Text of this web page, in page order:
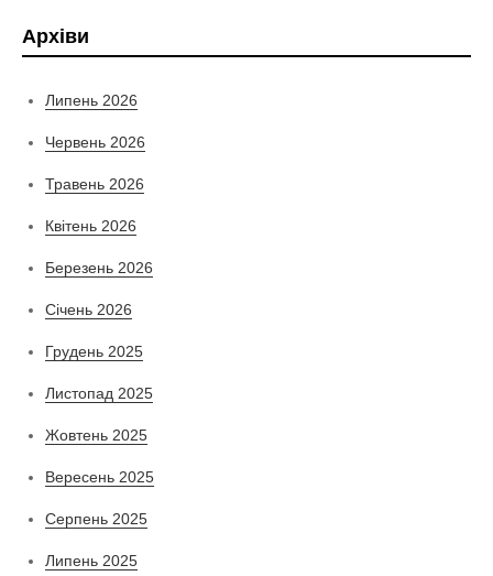
Архіви
Липень 2026
Червень 2026
Травень 2026
Квітень 2026
Березень 2026
Січень 2026
Грудень 2025
Листопад 2025
Жовтень 2025
Вересень 2025
Серпень 2025
Липень 2025